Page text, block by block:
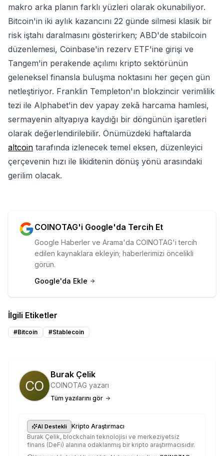
makro arka planın farklı yüzleri olarak okunabiliyor.
Bitcoin'in iki aylık kazancını 22 günde silmesi klasik bir
risk iştahı daralmasını gösterirken; ABD'de stabilcoin
düzenlemesi, Coinbase'in rezerv ETF'ine girişi ve
Tangem'in perakende açılımı kripto sektörünün
geleneksel finansla buluşma noktasını her geçen gün
netleştiriyor. Franklin Templeton'ın blokzincir verimlilik
tezi ile Alphabet'in dev yapay zekâ harcama hamlesi,
sermayenin altyapıya kaydığı bir döngünün işaretleri
olarak değerlendirilebilir. Önümüzdeki haftalarda
altcoin tarafında izlenecek temel eksen, düzenleyici
çerçevenin hızı ile likiditenin dönüş yönü arasındaki
gerilim olacak.
COINOTAG'i Google'da Tercih Et
Google Haberler ve Arama'da COINOTAG'i tercih
edilen kaynaklara ekleyin; haberlerimizi öncelikli
görün.
Google'da Ekle
İlgili Etiketler
#Bitcoin #Stablecoin
Burak Çelik
COINOTAG yazarı
Tüm yazılarını gör
AI Destekli Kripto Araştırmacı·
Burak Çelik, blockchain teknolojisi ve merkeziyetsiz
finans (DeFi) alanına odaklanmış bir kripto araştırmacısıdır.